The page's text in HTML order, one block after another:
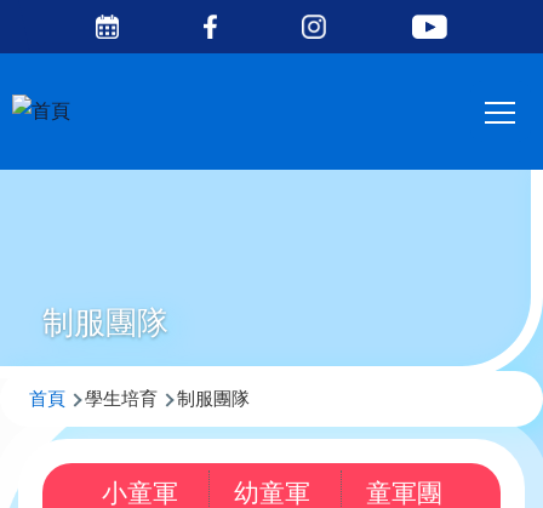
移至主內容
Media
制服團隊
導
連
首頁 學生培育 制服團隊
小童軍 幼童軍
童軍團